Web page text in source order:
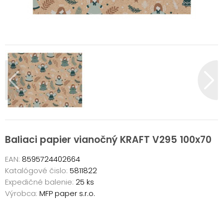
Baliaci papier vianočný KRAFT V295 100x70
EAN: 8595724402664
Katalógové čislo: 5811822
Expedičné balenie: 25 ks
Výrobca: MFP paper s.r.o.